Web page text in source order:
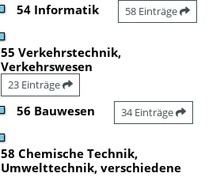
54 Informatik 58 Einträge
55 Verkehrstechnik,
Verkehrswesen
23 Einträge
56 Bauwesen 34 Einträge
58 Chemische Technik,
Umwelttechnik, verschiedene